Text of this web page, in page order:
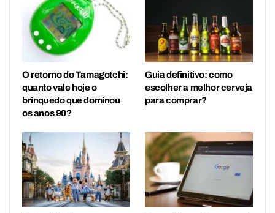
O retorno do Tamagotchi:
quanto vale hoje o
brinquedo que dominou
os anos 90?
Guia definitivo: como
escolher a melhor cerveja
para comprar?